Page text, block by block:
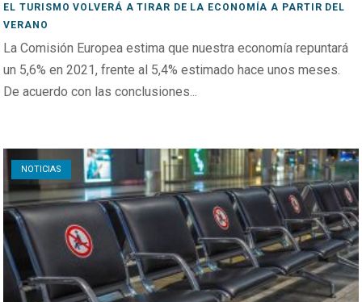
EL TURISMO VOLVERÁ A TIRAR DE LA ECONOMÍA A PARTIR DEL
VERANO
La Comisión Europea estima que nuestra economía repuntará
un 5,6% en 2021, frente al 5,4% estimado hace unos meses.
De acuerdo con las conclusiones...
NOTICIAS
Open post